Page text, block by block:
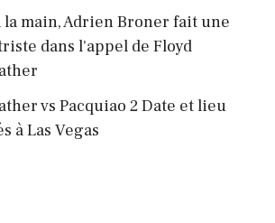
la main, Adrien Broner fait une
dans l'appel de Floyd
vs Pacquiao 2 Date et lieu
à Las Vegas